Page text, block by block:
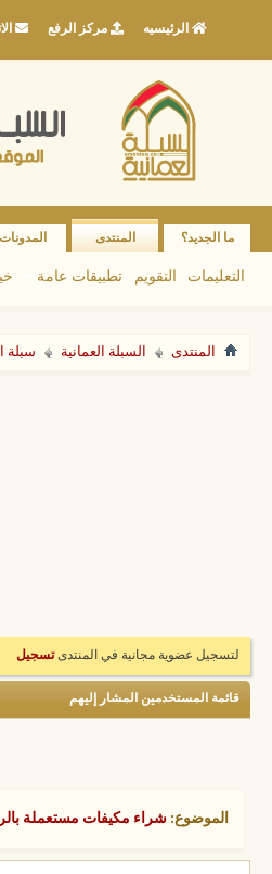
الرئيسيه مركز الرفع
ما الجديد؟ المنتدى
التعليمات التقويم تطبيقات عامة
المدونات
المنتدى السبلة العمانية سبلة
لتسجيل عضوية مجانية في المنتدىتسجيل
قائمة المستخدمين المشار إليهم
الموضوع: شراء مكيفات مستعملة